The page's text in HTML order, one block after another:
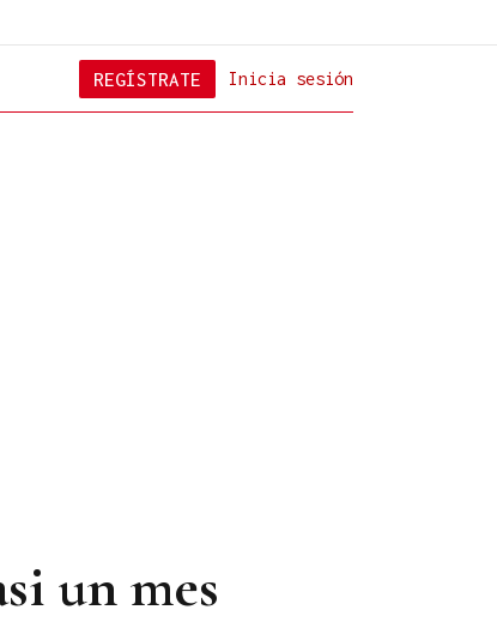
Inicia sesión
REGÍSTRATE
un mes